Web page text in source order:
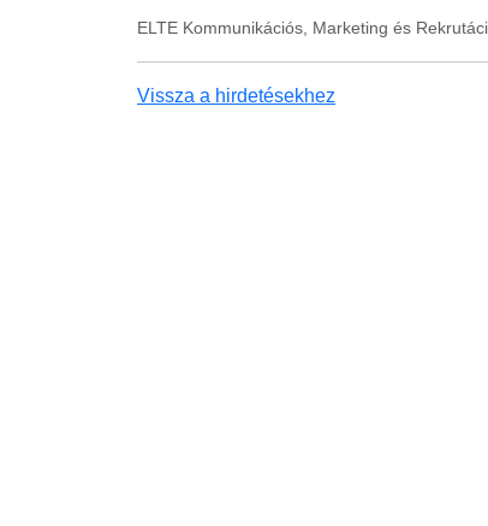
ELTE Kommunikációs, Marketing és
Vissza a hirdetésekhez